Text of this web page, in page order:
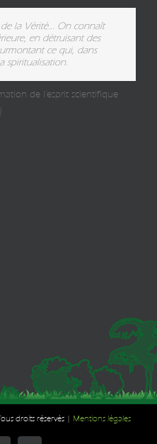
de la Vérité... On connaît
en détruisant des
ce qui, dans
spiritualisation.
de l'esprit scientifique
droits réservés | Mentions légales